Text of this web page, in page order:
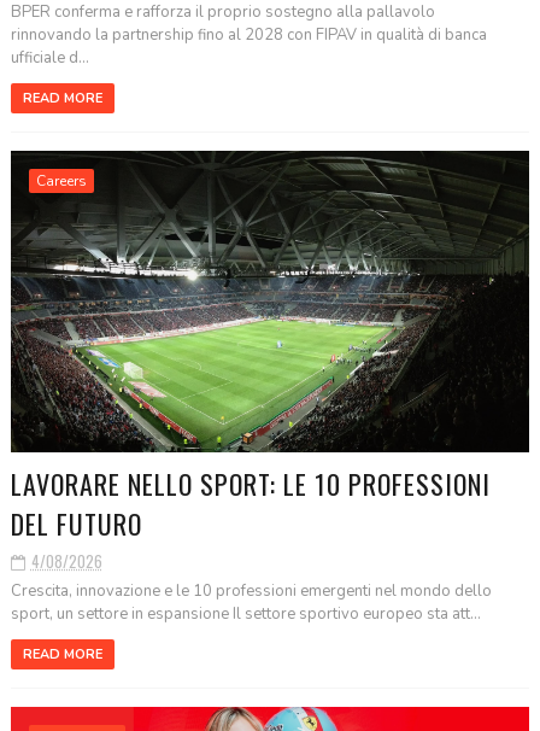
BPER conferma e rafforza il proprio sostegno alla pallavolo
rinnovando la partnership fino al 2028 con FIPAV in qualità di banca
ufficiale d...
READ MORE
Careers
LAVORARE NELLO SPORT: LE 10 PROFESSIONI
DEL FUTURO
4/08/2026
Crescita, innovazione e le 10 professioni emergenti nel mondo dello
sport, un settore in espansione Il settore sportivo europeo sta att...
READ MORE